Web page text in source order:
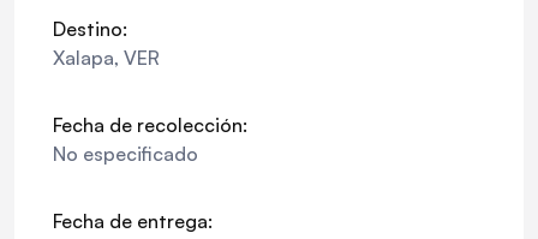
Destino:
Xalapa, VER
Fecha de recolección:
No especificado
Fecha de entrega: